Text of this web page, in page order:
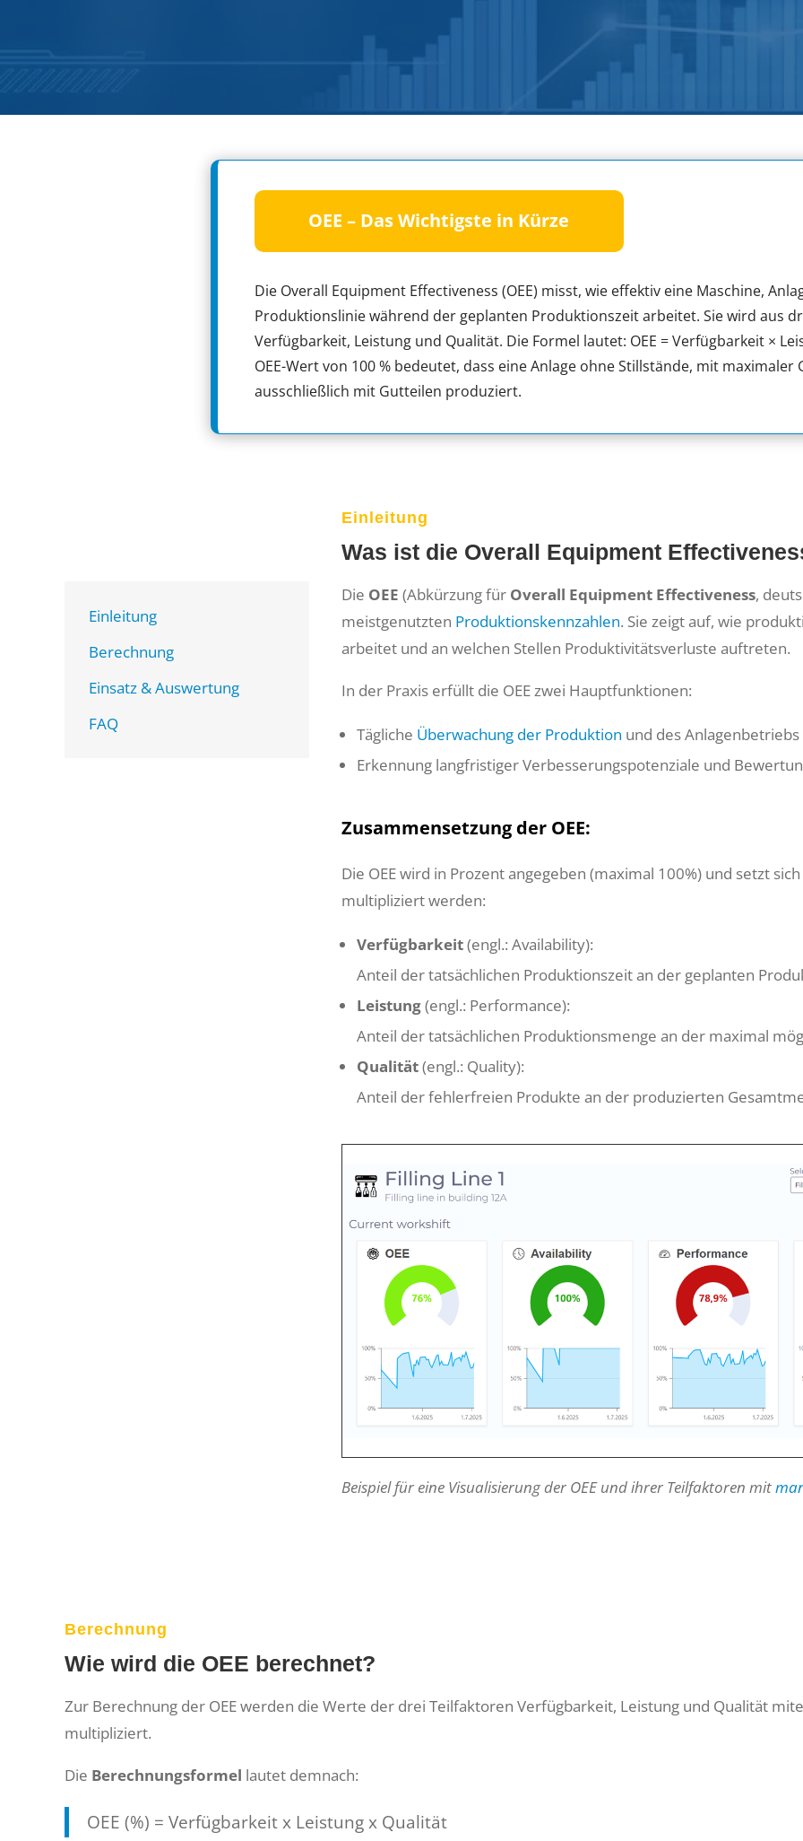
OEE – Das Wichtigste in Kürze
Die Overall Equipment Effectiveness (OEE) misst, wie effektiv eine Maschine,
Produktionslinie während der geplanten Produktionszeit arbeitet. Sie wird aus
Verfügbarkeit, Leistung und Qualität. Die Formel lautet: OEE = Verfügbarkeit ×
OEE-Wert von 100 % bedeutet, dass eine Anlage ohne Stillstände, mit maximaler
ausschließlich mit Gutteilen produziert.
Einleitung
Was ist die Overall Equipment
Einleitung
Berechnung
Einsatz & Auswertung
FAQ
Die OEE (Abkürzung für Overall Equipment Effectiveness,
meistgenutzten Produktionskennzahlen. Sie zeigt auf, wie
arbeitet und an welchen Stellen Produktivitätsverluste auftreten.
In der Praxis erfüllt die OEE zwei Hauptfunktionen:
Tägliche Überwachung der Produktion und des Anlagenbetriebs
Erkennung langfristiger Verbesserungspotenziale und
Zusammensetzung der OEE:
Die OEE wird in Prozent angegeben (maximal 100%) und setzt
multipliziert werden:
Verfügbarkeit(engl.: Availability):
Anteil der tatsächlichen Produktionszeit an der geplanten
Leistung(engl.: Performance):
Anteil der tatsächlichen Produktionsmenge an der maximal
Qualität(engl.: Quality):
Anteil der fehlerfreien Produkte an der produzierten
Beispiel für eine Visualisierung der OEE und ihrer Teilfaktoren mit
Berechnung
Wie wird die OEE berechnet?
Zur Berechnung der OEE werden die Werte der drei Teilfaktoren Verfügbarkeit, Leistung und Qualität
multipliziert.
Die Berechnungsformel lautet demnach:
OEE (%) = Verfügbarkeit x Leistung x Qualität